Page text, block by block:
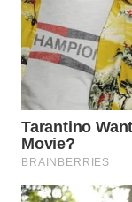
NATUNA
WN
MANDALIKA